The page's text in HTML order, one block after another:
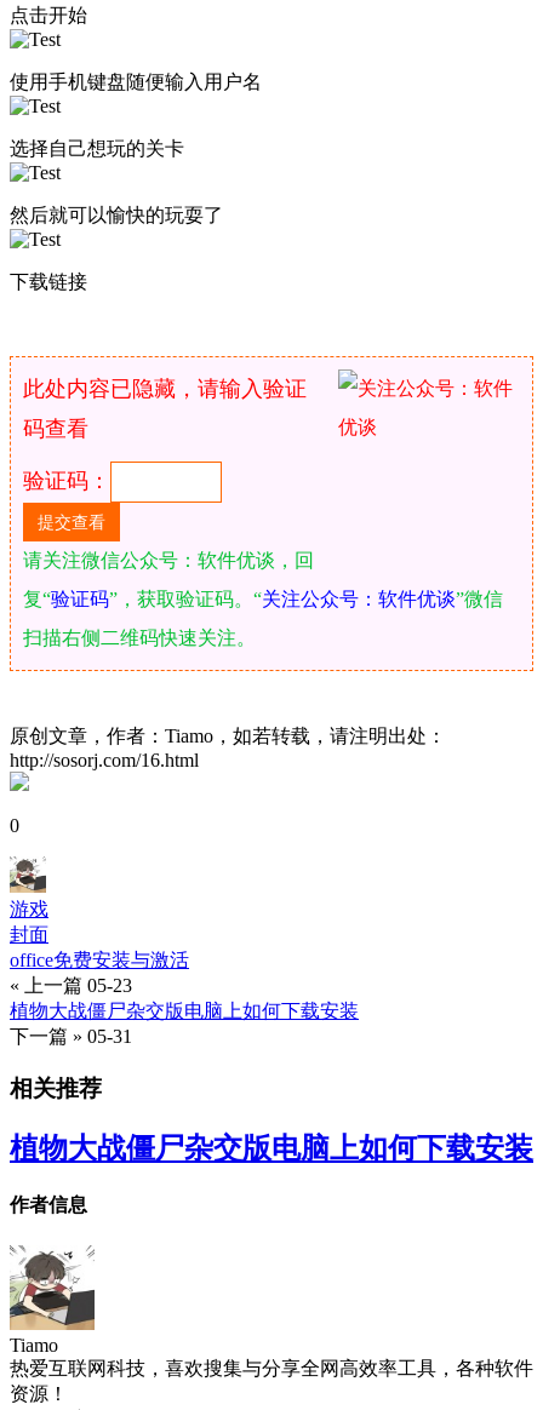
点击开始
使用手机键盘随便输入用户名
选择自己想玩的关卡
然后就可以愉快的玩耍了
下载链接
此处内容已隐藏，请输入验证
码查看
验证码：
请关注微信公众号：软件优谈，回
复“验证码”，获取验证码。“关注公众号：软件优谈”微信
扫描右侧二维码快速关注。
原创文章，作者：Tiamo，如若转载，请注明出处：
http://sosorj.com/16.html
0
游戏
封面
office免费安装与激活
« 上一篇 05-23
植物大战僵尸杂交版电脑上如何下载安装
下一篇 » 05-31
相关推荐
植物大战僵尸杂交版电脑上如何下载安装
作者信息
Tiamo
热爱互联网科技，喜欢搜集与分享全网高效率工具，各种软件
资源！